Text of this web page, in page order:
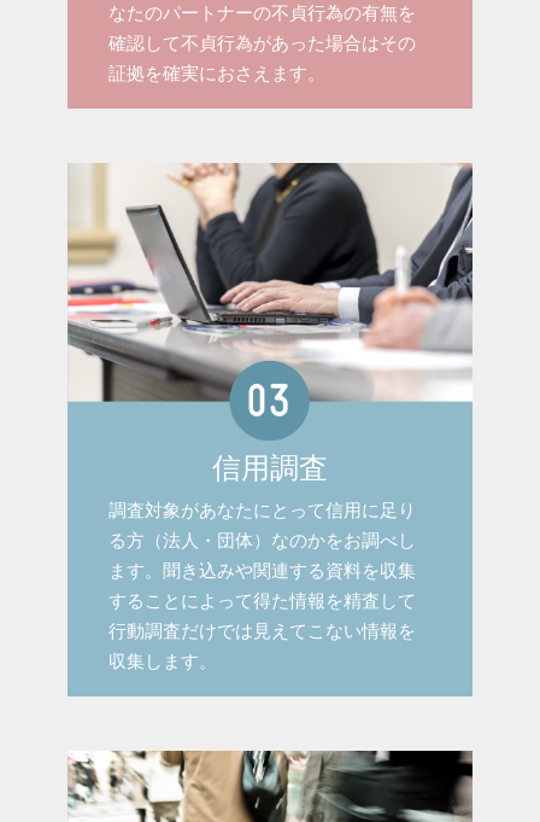
なたのパートナーの不貞行為の有無を
確認して不貞行為があった場合はその
証拠を確実におさえます。
信用調査
調査対象があなたにとって信用に足り
る方（法人・団体）なのかをお調べし
ます。聞き込みや関連する資料を収集
することによって得た情報を精査して
行動調査だけでは見えてこない情報を
収集します。